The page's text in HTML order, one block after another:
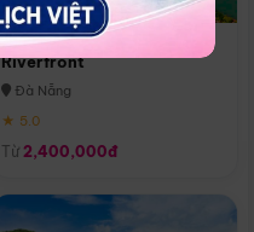
Melia Vinpearl Danang
Riverfront
Đà Nẵng
★ 5.0
Từ 2,400,000đ